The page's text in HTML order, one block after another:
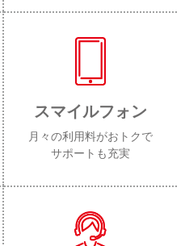
スマイルフォン
月々の利用料がおトクで
サポートも充実